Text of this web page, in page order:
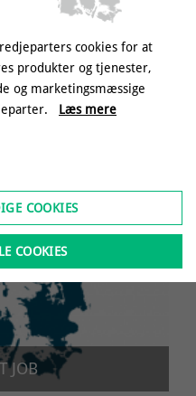
JOB
cookies for at
produkter og tjenester,
og marketingsmæssige
Læs mere
COOKIES
COOKIES